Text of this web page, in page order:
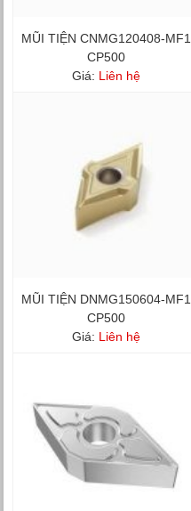
MŨI TIỆN CNMG120408-MF1
CP500
Giá: Liên hệ
MŨI TIỆN DNMG150604-MF1
CP500
Giá: Liên hệ